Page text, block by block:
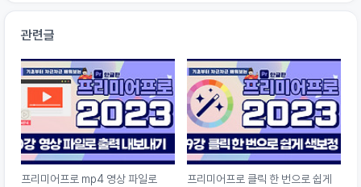
관련글
프리미어프로 mp4 영상 파일로
프리미어프로 클릭 한 번으로 쉽게